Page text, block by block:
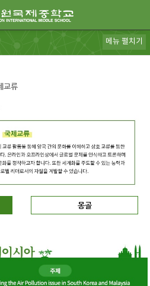
중 수업 현장
메뉴 펼치기
교류
몽골